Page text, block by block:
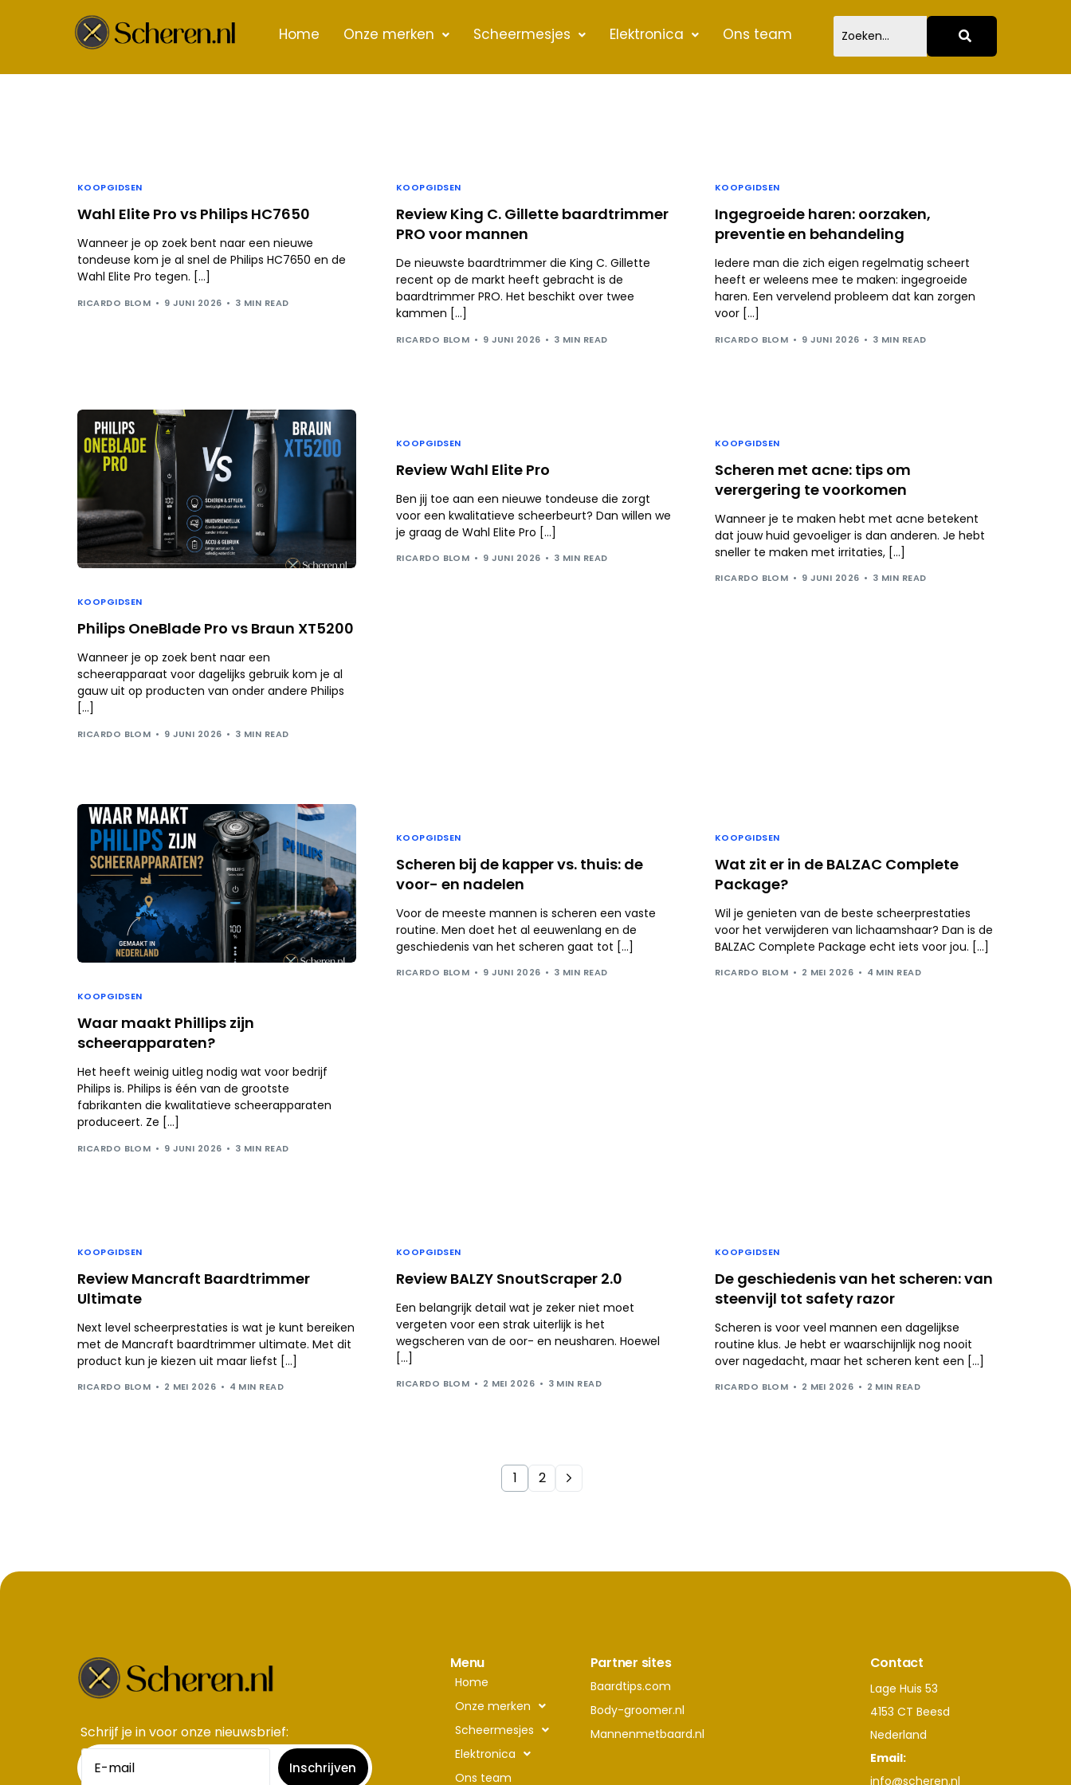
Home Onze merken Scheermesjes Elektronica Ons team
KOOPGIDSEN
Wahl Elite Pro vs Philips HC7650
Wanneer je op zoek bent naar een nieuwe
tondeuse kom je al snel de Philips HC7650 en de
Wahl Elite Pro tegen. […]
RICARDO BLOM 9 JUNI 2026 3 MIN READ
KOOPGIDSEN
Review King C. Gillette baardtrimmer
PRO voor mannen
De nieuwste baardtrimmer die King C. Gillette
recent op de markt heeft gebracht is de
baardtrimmer PRO. Het beschikt over twee
kammen […]
RICARDO BLOM 9 JUNI 2026 3 MIN READ
KOOPGIDSEN
Ingegroeide haren: oorzaken,
preventie en behandeling
Iedere man die zich eigen regelmatig scheert
heeft er weleens mee te maken: ingegroeide
haren. Een vervelend probleem dat kan zorgen
voor […]
RICARDO BLOM 9 JUNI 2026 3 MIN READ
KOOPGIDSEN
Philips OneBlade Pro vs Braun XT5200
Wanneer je op zoek bent naar een
scheerapparaat voor dagelijks gebruik kom je al
gauw uit op producten van onder andere Philips
[…]
RICARDO BLOM 9 JUNI 2026 3 MIN READ
KOOPGIDSEN
Review Wahl Elite Pro
Ben jij toe aan een nieuwe tondeuse die zorgt
voor een kwalitatieve scheerbeurt? Dan willen we
je graag de Wahl Elite Pro […]
RICARDO BLOM 9 JUNI 2026 3 MIN READ
KOOPGIDSEN
Scheren met acne: tips om
verergering te voorkomen
Wanneer je te maken hebt met acne betekent
dat jouw huid gevoeliger is dan anderen. Je hebt
sneller te maken met irritaties, […]
RICARDO BLOM 9 JUNI 2026 3 MIN READ
KOOPGIDSEN
Waar maakt Phillips zijn
scheerapparaten?
Het heeft weinig uitleg nodig wat voor bedrijf
Philips is. Philips is één van de grootste
fabrikanten die kwalitatieve scheerapparaten
produceert. Ze […]
RICARDO BLOM 9 JUNI 2026 3 MIN READ
KOOPGIDSEN
Scheren bij de kapper vs. thuis: de
voor- en nadelen
Voor de meeste mannen is scheren een vaste
routine. Men doet het al eeuwenlang en de
geschiedenis van het scheren gaat tot […]
RICARDO BLOM 9 JUNI 2026 3 MIN READ
KOOPGIDSEN
Wat zit er in de BALZAC Complete
Package?
Wil je genieten van de beste scheerprestaties
voor het verwijderen van lichaamshaar? Dan is de
BALZAC Complete Package echt iets voor jou. […]
RICARDO BLOM 2 MEI 2026 4 MIN READ
KOOPGIDSEN
Review Mancraft Baardtrimmer
Ultimate
Next level scheerprestaties is wat je kunt bereiken
met de Mancraft baardtrimmer ultimate. Met dit
product kun je kiezen uit maar liefst […]
RICARDO BLOM 2 MEI 2026 4 MIN READ
KOOPGIDSEN
Review BALZY SnoutScraper 2.0
Een belangrijk detail wat je zeker niet moet
vergeten voor een strak uiterlijk is het
wegscheren van de oor- en neusharen. Hoewel
[…]
RICARDO BLOM 2 MEI 2026 3 MIN READ
KOOPGIDSEN
De geschiedenis van het scheren: van
steenvijl tot safety razor
Scheren is voor veel mannen een dagelijkse
routine klus. Je hebt er waarschijnlijk nog nooit
over nagedacht, maar het scheren kent een […]
RICARDO BLOM 2 MEI 2026 2 MIN READ
1 2
Schrijf je in voor onze nieuwsbrief​:
Inschrijven
Menu
Home
Onze merken
Scheermesjes
Elektronica
Ons team
Partner sites
Baardtips.com
Body-groomer.nl
Mannenmetbaard.nl
Contact
Lage Huis 53
4153 CT Beesd
Nederland
Email:
info@scheren.nl